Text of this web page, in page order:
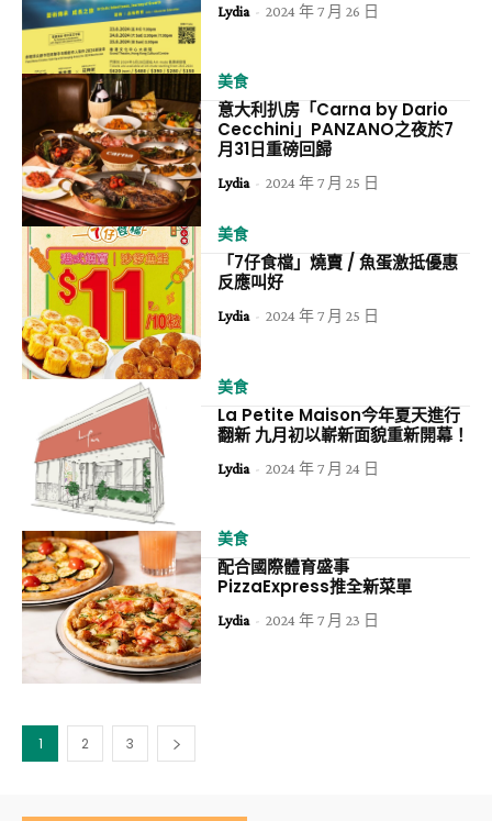
Lydia - 2024 年 7 月 26 日
美食
意大利扒房「Carna by Dario
Cecchini」PANZANO之夜於7
月31日重磅回歸
Lydia - 2024 年 7 月 25 日
美食
「7仔食檔」燒賣 / 魚蛋激抵優惠
反應叫好
Lydia - 2024 年 7 月 25 日
美食
La Petite Maison今年夏天進行
翻新 九月初以嶄新面貌重新開幕！
Lydia - 2024 年 7 月 24 日
美食
配合國際體育盛事
PizzaExpress推全新菜單
Lydia - 2024 年 7 月 23 日
1 2 3